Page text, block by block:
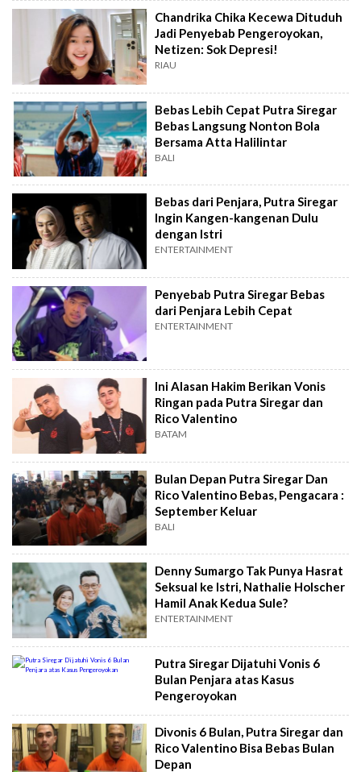
Chandrika Chika Kecewa Dituduh
Jadi Penyebab Pengeroyokan,
Netizen: Sok Depresi!
RIAU
Bebas Lebih Cepat Putra Siregar
Bebas Langsung Nonton Bola
Bersama Atta Halilintar
BALI
Bebas dari Penjara, Putra Siregar
Ingin Kangen-kangenan Dulu
dengan Istri
ENTERTAINMENT
Penyebab Putra Siregar Bebas
dari Penjara Lebih Cepat
ENTERTAINMENT
Ini Alasan Hakim Berikan Vonis
Ringan pada Putra Siregar dan
Rico Valentino
BATAM
Bulan Depan Putra Siregar Dan
Rico Valentino Bebas, Pengacara :
September Keluar
BALI
Denny Sumargo Tak Punya Hasrat
Seksual ke Istri, Nathalie Holscher
Hamil Anak Kedua Sule?
ENTERTAINMENT
Putra Siregar Dijatuhi Vonis 6
Bulan Penjara atas Kasus
Pengeroyokan
Divonis 6 Bulan, Putra Siregar dan
Rico Valentino Bisa Bebas Bulan
Depan